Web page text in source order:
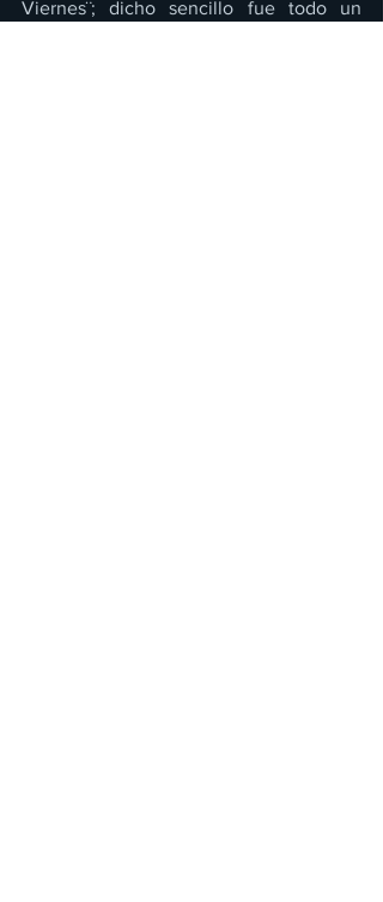
Viernes¨; dicho sencillo fue todo un